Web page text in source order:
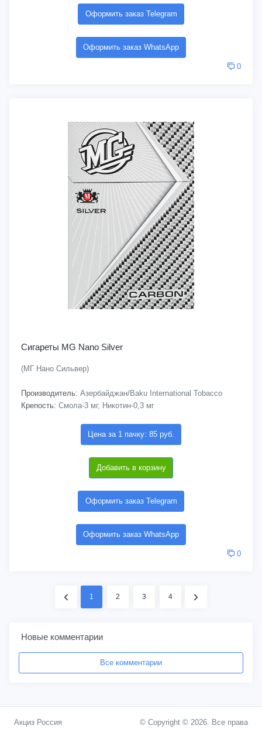
Оформить заказ Telegram
Оформить заказ WhatsApp
0
Сигареты MG Nano Silver
(МГ Нано Сильвер)
Производитель: Азербайджан/Baku International Tobacco
Крепость: Смола-3 мг, Никотин-0,3 мг
Цена за 1 пачку: 85 руб.
Добавить в корзину
Оформить заказ Telegram
Оформить заказ WhatsApp
0
1 2 3 4
Новые комментарии
Все комментарии
Акциз Россия © Copyright © 2026. Все права